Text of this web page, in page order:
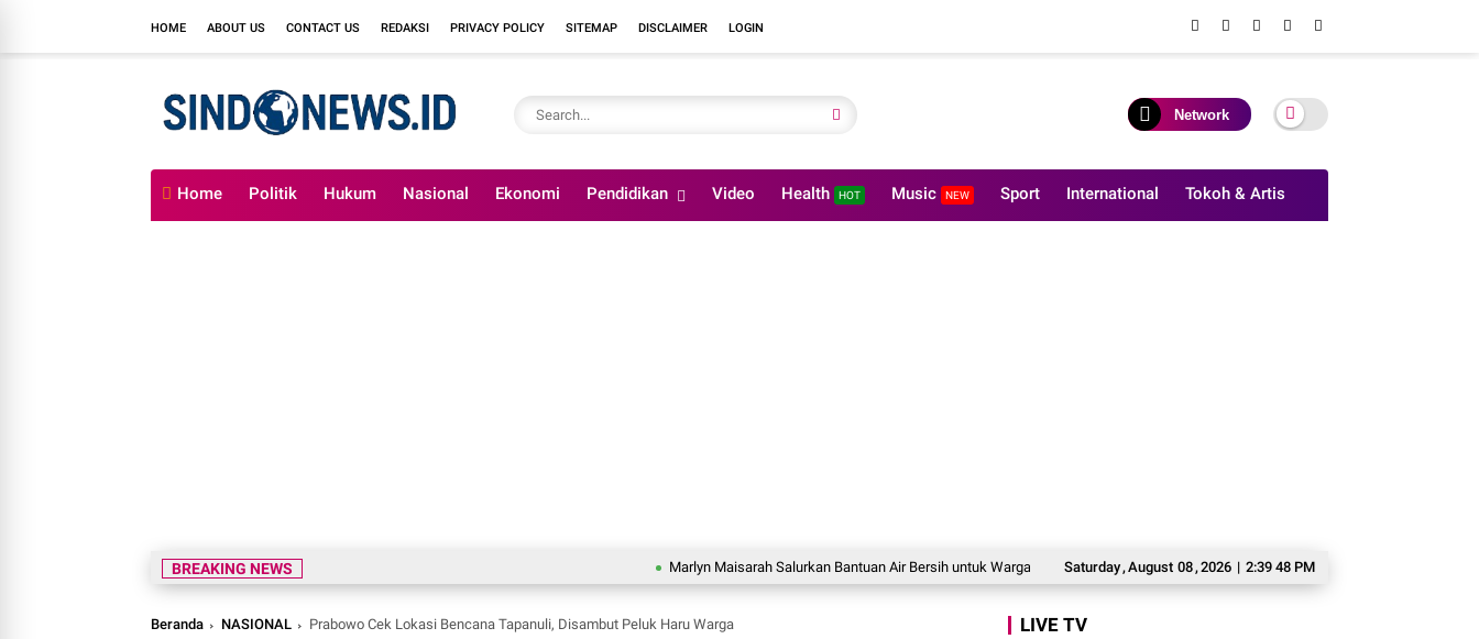
HOME ABOUT US CONTACT US REDAKSI PRIVACY POLICY SITEMAP DISCLAIMER LOGIN
Network
Home Politik Hukum Nasional Ekonomi Pendidikan Video Health HOT Music NEW Sport International Tokoh & Artis
Saturday,August 08,2026 | 2:39 49 PM
BREAKING NEWS Marlyn Maisarah Salurkan Bantuan Air Bersih untuk Warga Babakan Madang Prabowo: Kepemimpinan Tak Bisa Dihadiahkan, Lahir
Beranda NASIONAL Prabowo Cek Lokasi Bencana Tapanuli, Disambut Peluk Haru Warga LIVE TV